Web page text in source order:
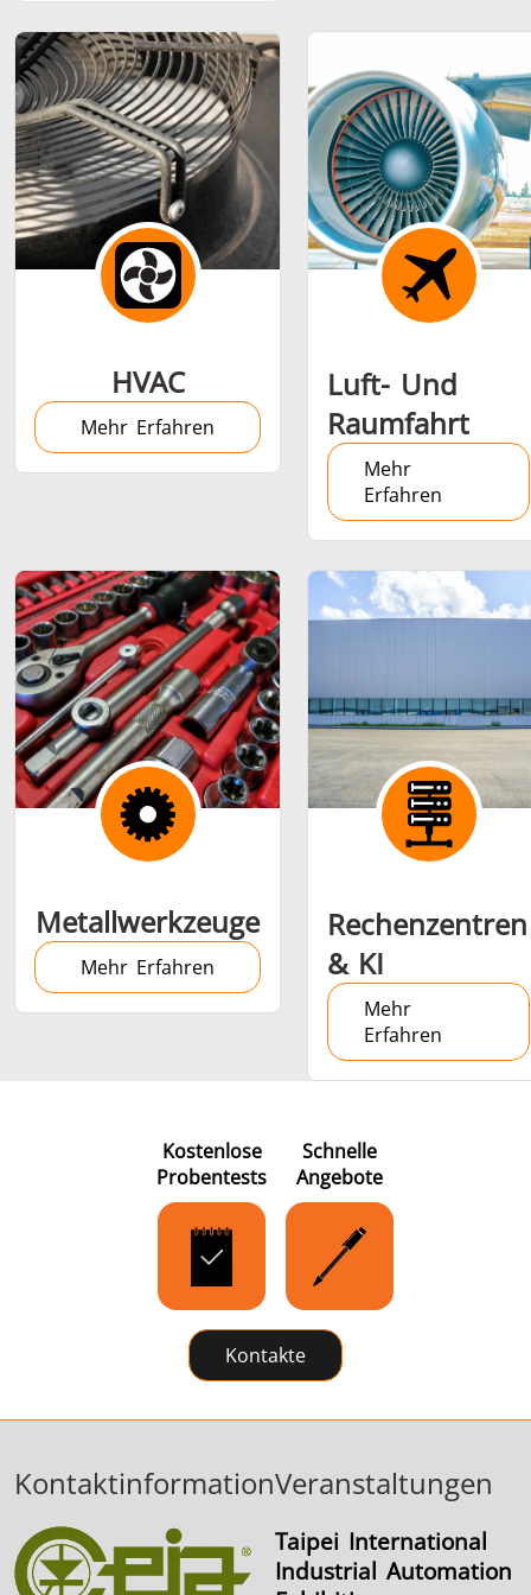
Medizin und
Pharma
Metallwerkzeuge
& KI
HVAC
Mehr Erfahren
Luft- Und
Raumfahrt
Mehr
Erfahren
Metallwerkzeuge
Mehr Erfahren
Rechenzentren
& KI
Mehr
Erfahren
Kostenlose
Probentests
Schnelle
Angebote
Kontakte
KontaktinformationVeranstaltungen
Taipei International
Industrial Automation